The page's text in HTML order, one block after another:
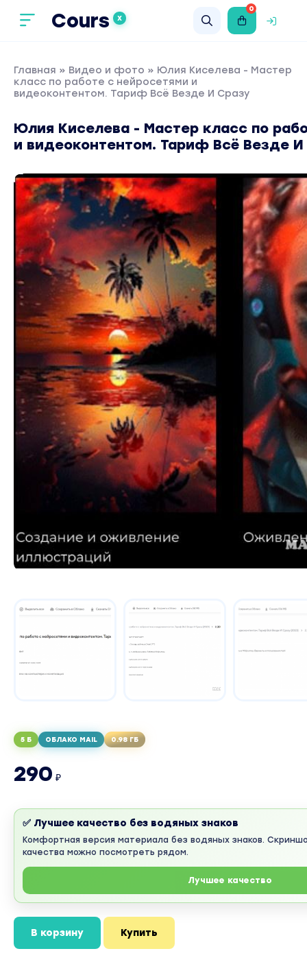
Cours X
0
Главная » Видео и фото » Юлия Киселева - Мастер
класс по работе с нейросетями и
видеоконтентом. Тариф Всё Везде И Сразу
Юлия Киселева - Мастер класс по
и видеоконтентом. Тариф Всё Везде
5 Б ОБЛАКО MAIL 0.98 ГБ
290 ₽
✅ Лучшее качество без водяных знаков
Комфортная версия материала без водяных знаков.
качества можно посмотреть рядом.
Лучшее качество
В корзину Купить